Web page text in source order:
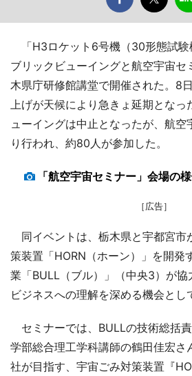
「H3ロケット6号機（30形態試験
ブリックビューイングと航空宇宙セ
木県庁研修館講堂で開催された。8
上げが天候により急きょ延期とな
ューイングは中止となったが、航空
り行われ、約80人が参加した。
「航空宇宙セミナー」会場の
［広告］
同イベントは、栃木県と宇都宮市
策装置「HORN（ホーン）」を開発
業「BULL（ブル）」（中央3）が協
ビジネスへの理解を深める機会とし
セミナーでは、BULLの技術総括
学部総合理工学科講師の鶴田佳宏さ
社が目指す、宇宙ごみ対策装置『